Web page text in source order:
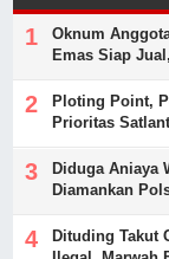
Oknum
Emas Siap
Ploting Point,
Prioritas
Diduga Aniaya
Diamankan
Dituding Takut